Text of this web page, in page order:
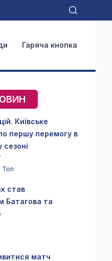
Гаряча кнопка
Київське
першу перемогу в
сезоні
Топ
став
Батагова та
матч